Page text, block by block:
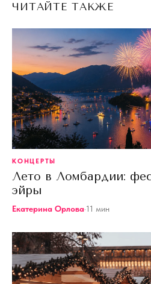
ЧИТАЙТЕ ТАКЖЕ
КОНЦЕРТЫ
Лето в Ломбардии:
эйры
Екатерина Орлова·11 мин